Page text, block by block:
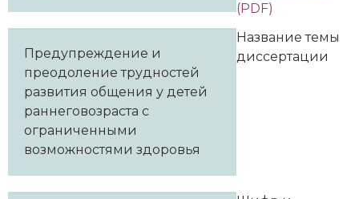
Предупреждение и
преодоление трудностей
развития общения у детей
раннеговозраста с
ограниченными
возможностями здоровья
Название темы
диссертации
(PDF)